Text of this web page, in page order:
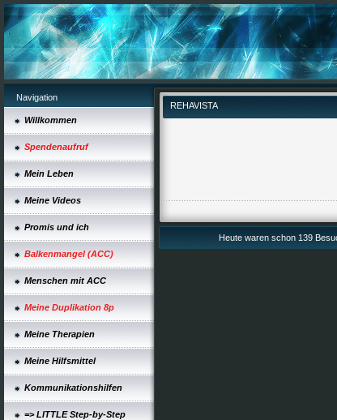
Navigation
Willkommen
Spendenaufruf
Mein Leben
Meine Videos
Promis und ich
Balkenmangel (ACC)
Menschen mit ACC
Meine Duplikation 8p
Meine Therapien
Meine Hilfsmittel
Kommunikationshilfen
=> LITTLE Step-by-Step
REHAVISTA
Heute waren schon 139